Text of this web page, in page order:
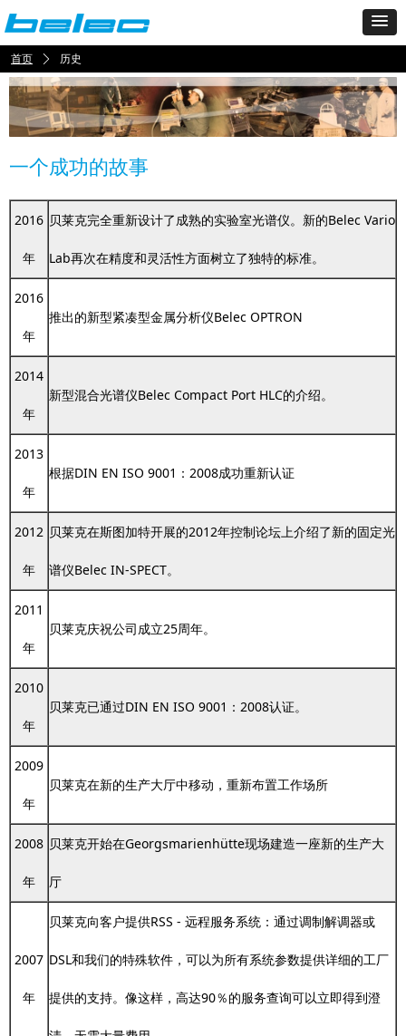
首页 ꄲ 历史
一个成功的故事
2016
年
贝莱克完全重新设计了成熟的实验室光谱仪。新的Belec Vario
Lab再次在精度和灵活性方面树立了独特的标准。
2016
年
推出的新型紧凑型金属分析仪Belec OPTRON
2014
年
新型混合光谱仪Belec Compact Port HLC的介绍。
2013
年
根据DIN EN ISO 9001：2008成功重新认证
2012
年
贝莱克在斯图加特开展的2012年控制论坛上介绍了新的固定光
谱仪Belec IN-SPECT。
2011
年
贝莱克庆祝公司成立25周年。
2010
年
贝莱克已通过DIN EN ISO 9001：2008认证。
2009
年
贝莱克在新的生产大厅中移动，重新布置工作场所
2008
年
贝莱克开始在Georgsmarienhütte现场建造一座新的生产大
厅
2007
年
贝莱克向客户提供RSS - 远程服务系统：通过调制解调器或
DSL和我们的特殊软件，可以为所有系统参数提供详细的工厂
提供的支持。像这样，高达90％的服务查询可以立即得到澄